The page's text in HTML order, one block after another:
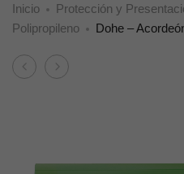
Inicio Protección y
Polipropileno
Dohe –
Product
Dohe
P.P.
Dohe
P.P.